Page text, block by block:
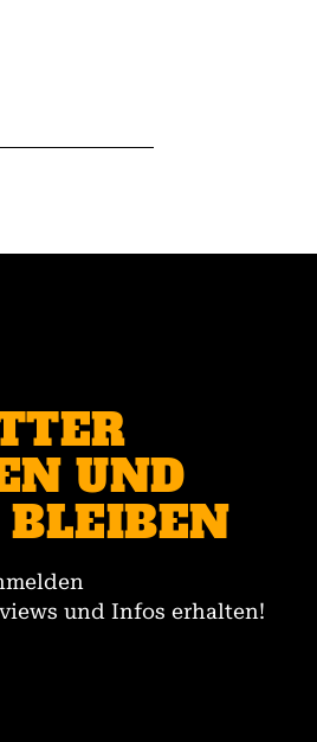
UND
und Infos erhalten!